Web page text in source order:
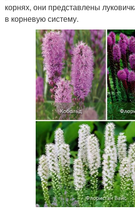
корнях, они представлены
в корневую систему.